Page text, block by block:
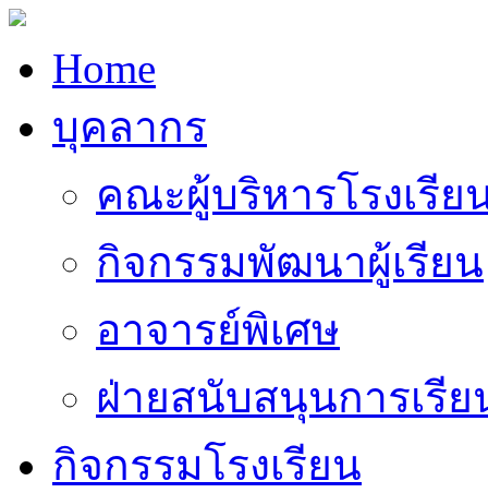
Home
บุคลากร
คณะผู้บริหารโรงเรีย
กิจกรรมพัฒนาผู้เรียน
อาจารย์พิเศษ
ฝ่ายสนับสนุนการเรี
กิจกรรมโรงเรียน